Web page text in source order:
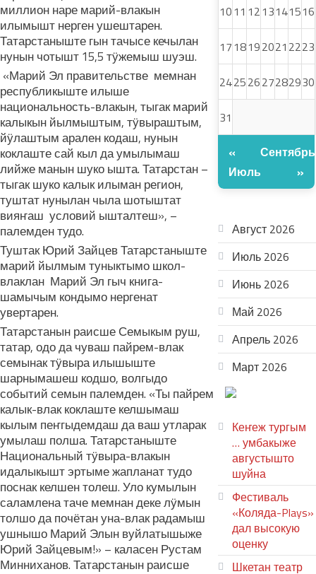
миллион наре марий-влакын
илымышт нерген ушештарен.
Татарстаныште гын тачысе кечылан
нунын чотышт 15,5 тӱжемыш шуэш.
«Марий Эл правительстве мемнан
республикыште илыше
национальность-влакын, тыгак марий
калыкын йылмыштым, тӱвыраштым,
йӱлаштым арален кодаш, нунын
коклаште сай кыл да умылымаш
лийже манын шуко ышта. Татарстан –
тыгак шуко калык илыман регион,
туштат нунылан чыла шотыштат
вияҥаш условий ышталтеш», –
палемден тудо.
Туштак Юрий Зайцев Татарстаныште
марий йылмым туныктымо школ-
влаклан Марий Эл гыч книга-
шамычым кондымо нергенат
увертарен.
Татарстанын раисше Семыкым руш,
татар, одо да чуваш пайрем-влак
семынак тӱвыра илышыште
шарнымашеш кодшо, волгыдо
событий семын палемден. «Ты пайрем
калык-влак коклаште келшымаш
кылым пеҥгыдемдаш да ваш утларак
умылаш полша. Татарстаныште
Национальный тӱвыра-влакын
идалыкышт эртыме жапланат тудо
поснак келшен толеш. Уло кумылын
саламлена таче мемнан деке лӱмын
толшо да почётан уна-влак радамыш
ушнышо Марий Элын вуйлатышыже
Юрий Зайцевым!» – каласен Рустам
Минниханов. Татарстанын раисше
1011 1213141516
1718192021 2223
24252627282930
31
«
Июль
Сентябрь
»
Август 2026
Июль 2026
Июнь 2026
Май 2026
Апрель 2026
Март 2026
Кеҥеж тургым
… умбакыже
августышто
шуйна
Фестиваль
«Коляда-Plays»
дал высокую
оценку
Шкетан театр